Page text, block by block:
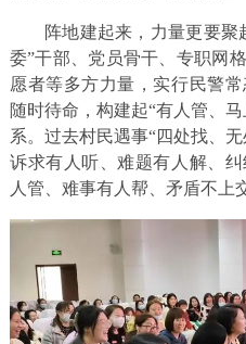
阵地建起来，力量更要
委”干部、党员骨干、专职网
愿者等多方力量，实行民警
随时待命，构建起“有人管、
系。过去村民遇事“四处找、
诉求有人听、难题有人解、
人管、难事有人帮、矛盾不上